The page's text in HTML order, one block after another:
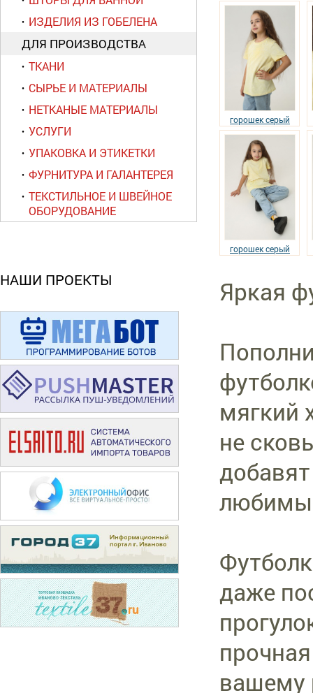
ИЗДЕЛИЯ ИЗ ГОБЕЛЕНА
ДЛЯ ПРОИЗВОДСТВА
ТКАНИ
СЫРЬЕ И МАТЕРИАЛЫ
НЕТКАНЫЕ МАТЕРИАЛЫ
УСЛУГИ
УПАКОВКА И ЭТИКЕТКИ
ФУРНИТУРА И ГАЛАНТЕРЕЯ
ТЕКСТИЛЬНОЕ И ШВЕЙНОЕ
ОБОРУДОВАНИЕ
НАШИ ПРОЕКТЫ
горошек серый
горошек серый
Яркая
мягкий
не
даже
вашему